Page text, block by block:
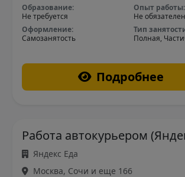
Образование:
Не требуется
Опыт работы:
Не обязателен
Оформление:
Самозанятость
Тип
Полная,
Подробнее
Работа автокурьером
Яндекс Еда
Москва, Сочи и еще 166